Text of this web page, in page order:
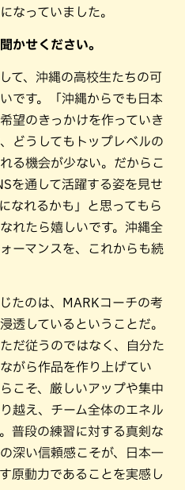
なっていました。
かせください。
て、沖縄の高校生たちの可
です。「沖縄からでも日本
望のきっかけを作っていき
どうしてもトップレベルの
る機会が少ない。だからこ
を通して活躍する姿を見せ
なれるかも」と思ってもら
れたら嬉しいです。沖縄全
ーマンスを、これからも続
たのは、MARKコーチの考
透しているということだ。
だ従うのではなく、自分た
がら作品を作り上げてい
こそ、厳しいアップや集中
越え、チーム全体のエネル
普段の練習に対する真剣な
深い信頼感こそが、日本一
原動力であることを実感し